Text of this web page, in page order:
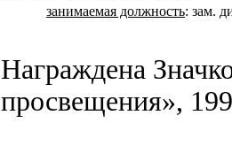
занимаемая должность: зам.
Награждена
просвещения»,